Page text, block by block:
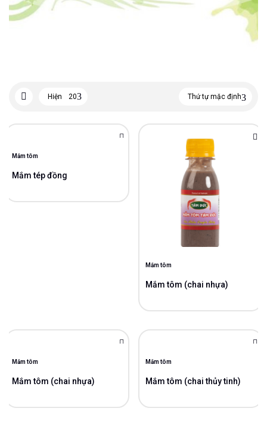
Thứ tự mặc định
Hiện 20
Mắm tôm
Mắm tép đồng
Mắm tôm
Mắm tôm (chai nhựa)
Mắm tôm
Mắm tôm (chai nhựa)
Mắm tôm
Mắm tôm (chai thủy tinh)